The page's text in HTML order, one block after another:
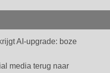
AI-upgrade: boze
media terug naar